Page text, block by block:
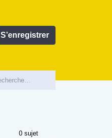
S’enregistrer
0 sujet